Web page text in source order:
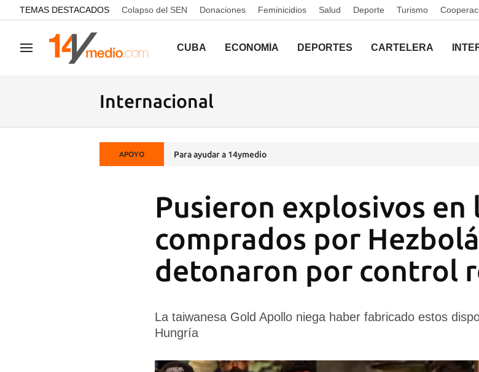
common.go-to-content
TEMAS DESTACADOS Colapso del SEN Donaciones Feminicidios Salud Deporte Turismo
Navegación CUBA ECONOMÍA DEPORTES CARTELERA
Internacional
APOYO Para ayudar a 14ymedio
Pusieron explosivos en
comprados por
detonaron por control
La taiwanesa Gold Apollo niega haber fabricado estos
Hungría